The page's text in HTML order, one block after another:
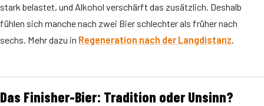
stark belastet, und Alkohol verschärft das zusätzlich. Deshalb
fühlen sich manche nach zwei Bier schlechter als früher nach
sechs. Mehr dazu in Regeneration nach der Langdistanz
Das Finisher-Bier: Tradition oder Unsinn?